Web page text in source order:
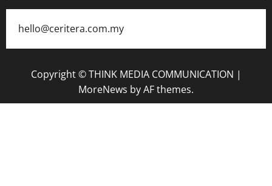
hello@ceritera.com.my
Copyright © THINK MEDIA COMMUNICATION |
MoreNews by AF themes.